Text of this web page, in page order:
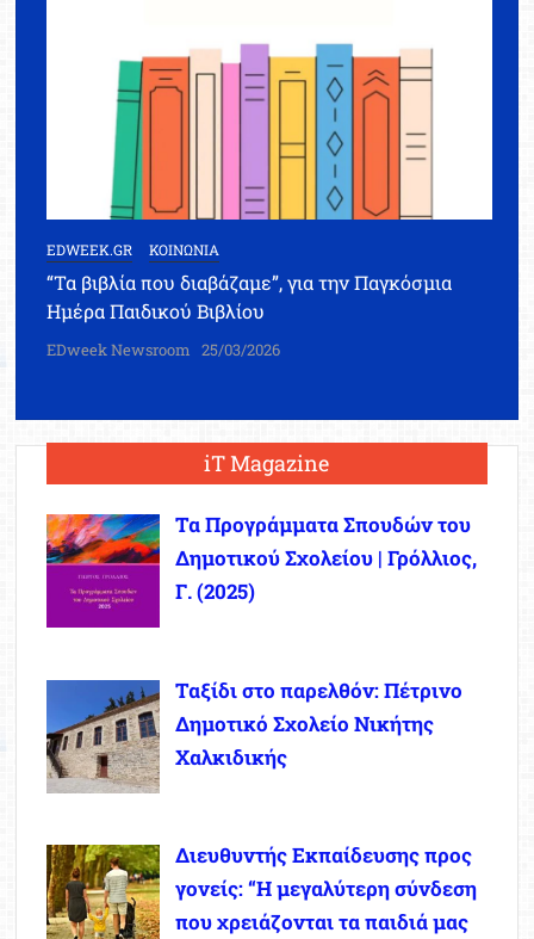
EDWEEK.GR ΚΟΙΝΩΝΙΑ
“Τα βιβλία που διαβάζαμε”, για την Παγκόσμια
Ημέρα Παιδικού Βιβλίου
EDweek Newsroom 25/03/2026
iT Magazine
Τα Προγράμματα Σπουδών του
Δημοτικού Σχολείου | Γρόλλιος,
Γ. (2025)
Ταξίδι στο παρελθόν: Πέτρινο
Δημοτικό Σχολείο Νικήτης
Χαλκιδικής
Διευθυντής Εκπαίδευσης προς
γονείς: “Η μεγαλύτερη σύνδεση
που χρειάζονται τα παιδιά μας